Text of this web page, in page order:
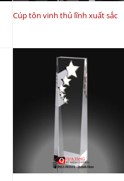
Cúp tôn vinh thủ lĩnh xuất sắc